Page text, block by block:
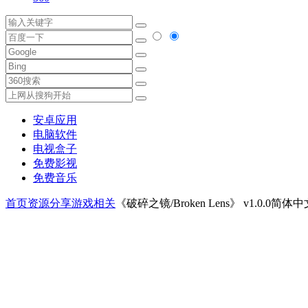
安卓应用
电脑软件
电视盒子
免费影视
免费音乐
首页资源分享游戏相关 《破碎之镜/Broken Lens》 v1.0.0简体中